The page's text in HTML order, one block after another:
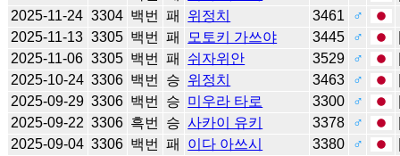
2025-11-24 3304 백번 패 위정치 3461
♂
2025-11-13 3305 백번 패 모토키 가쓰야 3445 ♂
2025-11-06 3305 백번 패 쉬자위안 3529 ♂
2025-10-24 3306 백번 승 위정치 3463 ♂
2025-09-29 3306 백번 승 미우라 타로 3300 ♂
2025-09-22 3306 흑번 승 사카이 유키 3378 ♂
2025-09-04 3306 백번 패 이다 아쓰시 3380 ♂